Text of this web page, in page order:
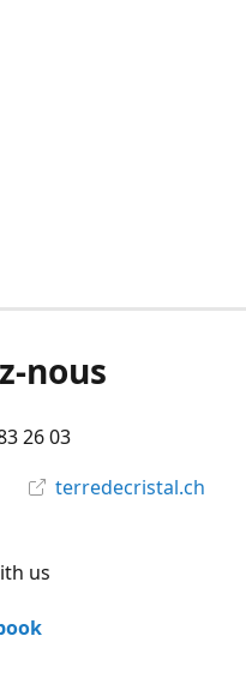
nous
26 03
terredecristal.ch
us